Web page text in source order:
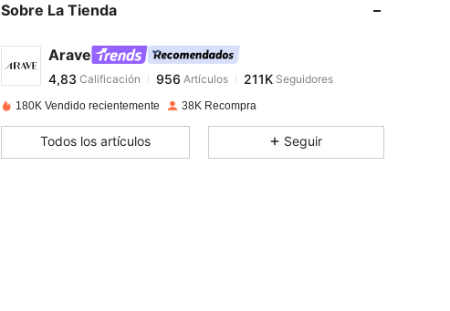
Sobre La Tienda
Arave
4,83
4,83 Calificación 956Artículos
m***4pagó Hace 1 día
180K Vendido recientemente 38K Recompra
Todos los artículos Seguir